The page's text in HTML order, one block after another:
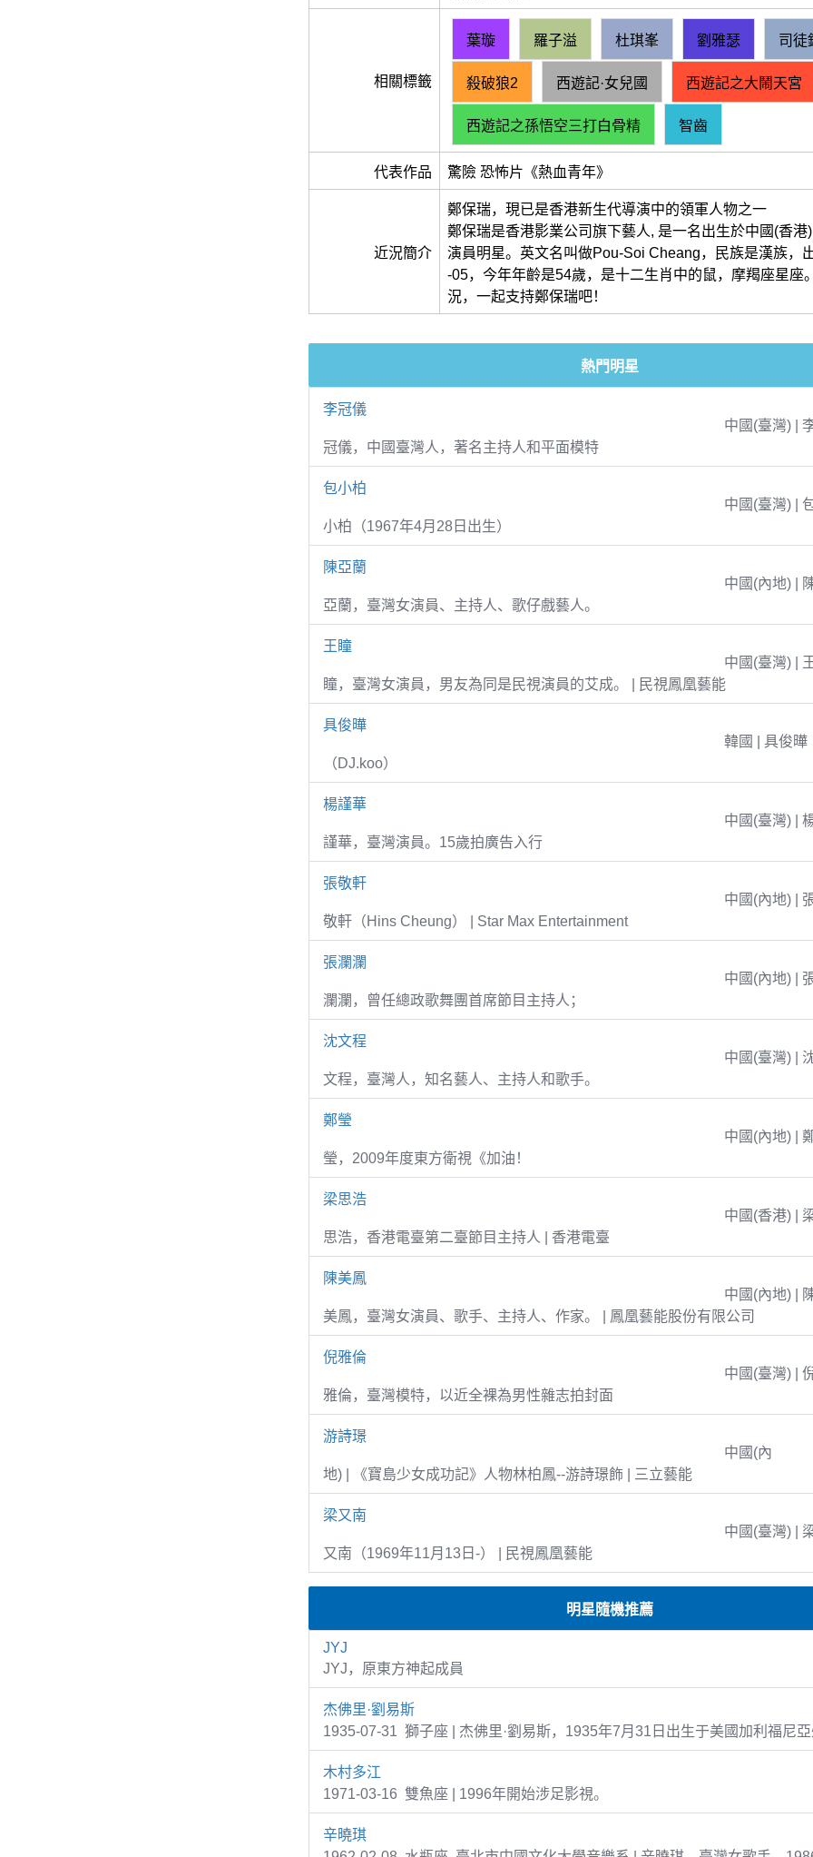
相關標籤
葉璇 羅子溢 杜琪峯 劉雅瑟 司徒
殺破狼2 西遊記·女兒國 西遊記之大鬧天宮
西遊記之孫悟空三打白骨精 智齒
代表作品 驚險 恐怖片《熱血青年》
近況簡介
鄭保瑞，現已是香港新生代導演中的領軍人物之一
鄭保瑞是香港影業公司旗下藝人, 是一名出生於中國(香港
演員明星。英文名叫做Pou-Soi Cheang，民族是漢族，
-05，今年年齡是54歲，是十二生肖中的鼠，摩羯座星座
況，一起支持鄭保瑞吧！
熱門明星
李冠儀
中國(臺灣) |
冠儀，中國臺灣人，著名主持人和平面模特
包小柏
中國(臺灣) |
小柏（1967年4月28日出生）
陳亞蘭
中國(內地) |
亞蘭，臺灣女演員、主持人、歌仔戲藝人。
王瞳
中國(臺灣) |
瞳，臺灣女演員，男友為同是民視演員的艾成。 | 民視鳳凰藝能
具俊曄
韓國 | 具俊曄
（DJ.koo）
楊謹華
中國(臺灣) |
謹華，臺灣演員。15歲拍廣告入行
張敬軒
中國(內地) |
敬軒（Hins Cheung） | Star Max Entertainment
張瀾瀾
中國(內地) |
瀾瀾，曾任總政歌舞團首席節目主持人；
沈文程
中國(臺灣) |
文程，臺灣人，知名藝人、主持人和歌手。
鄭瑩
中國(內地) |
瑩，2009年度東方衛視《加油！
梁思浩
中國(香港) |
思浩，香港電臺第二臺節目主持人 | 香港電臺
陳美鳳
中國(內地) |
美鳳，臺灣女演員、歌手、主持人、作家。 | 鳳凰藝能股份有限公司
倪雅倫
中國(臺灣) |
雅倫，臺灣模特，以近全裸為男性雜志拍封面
游詩璟
中國(內
地) | 《寶島少女成功記》人物林柏鳳--游詩璟飾 | 三立藝能
梁又南
中國(臺灣) |
又南（1969年11月13日-） | 民視鳳凰藝能
明星隨機推薦
JYJ
JYJ，原東方神起成員
杰佛里·劉易斯
1935-07-31 獅子座 | 杰佛里·劉易斯，1935年7月31日出生于美國加利福尼
木村多江
1971-03-16 雙魚座 | 1996年開始涉足影視。
辛曉琪